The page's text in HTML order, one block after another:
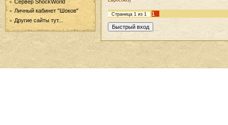
Сервер ShockWorld
Личный кабинет "Шоков"
Другие сайты тут...
Страница 1 из 1 1